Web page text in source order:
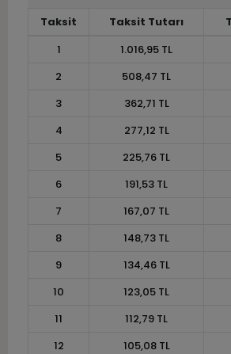
Taksit Taksit Tutarı
1
1.016,95 TL
2
508,47 TL
3
362,71 TL
4
277,12 TL
5
225,76 TL
6
191,53 TL
7
167,07 TL
8
148,73 TL
9
134,46 TL
10
123,05 TL
11
112,79 TL
12
105,08 TL